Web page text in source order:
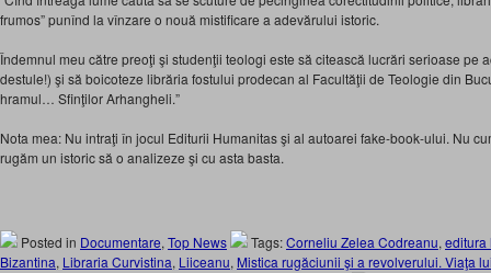
frumos” punînd la vînzare o nouă mistificare a adevărului istoric.
Îndemnul meu către preoţi şi studenţii teologi este să citească lucrări serioase pe
destule!) şi să boicoteze librăria fostului prodecan al Facultăţii de Teologie din
hramul… Sfinţilor Arhangheli.”
Nota mea: Nu intraţi în jocul Editurii Humanitas şi al autoarei fake-book-ului. Nu
rugăm un istoric să o analizeze şi cu asta basta.
Posted in Documentare, Top News Tags:Corneliu Zelea Codreanu, editura
Bizantina, Libraria Curvistina, Liiceanu, Mistica rugăciunii şi a revolverului. Viaţa